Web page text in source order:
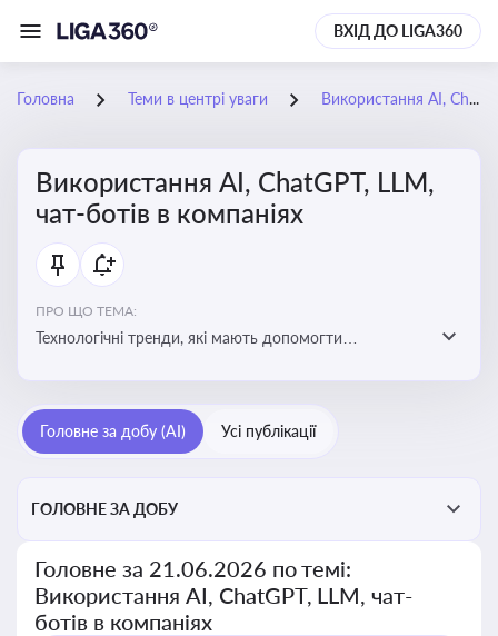
ВХІД ДО LIGA360
Головна Теми в центрі уваги Використання AI, ChatGPT, LLM, чат-ботів в компаніях
Використання AI, ChatGPT, LLM,
чат-ботів в компаніях
ПРО ЩО ТЕМА:
Технологічні тренди, які мають допомогти
ефективність і знизити витрати компаній
Головне за добу (AI) Усі публікації
ГОЛОВНЕ ЗА ДОБУ
Головне за 21.06.2026 по темі:
Використання AI, ChatGPT, LLM, чат-
ботів в компаніях